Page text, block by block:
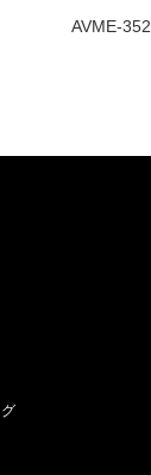
AVME-352